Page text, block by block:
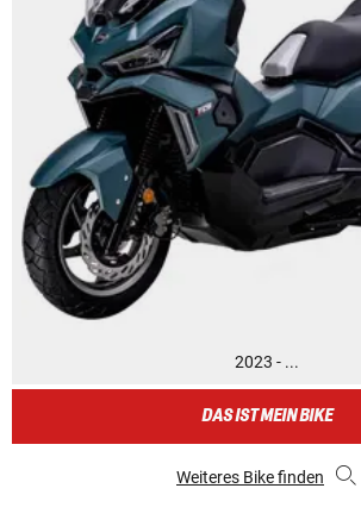
2023 - ...
DAS IST MEIN BIKE
Weiteres Bike finden